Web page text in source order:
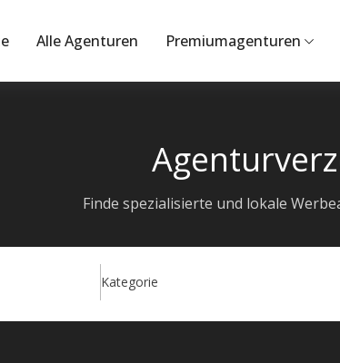
Alle Agenturen Premiumagenturen
Finde spezialisierte und lokale
Kategorie